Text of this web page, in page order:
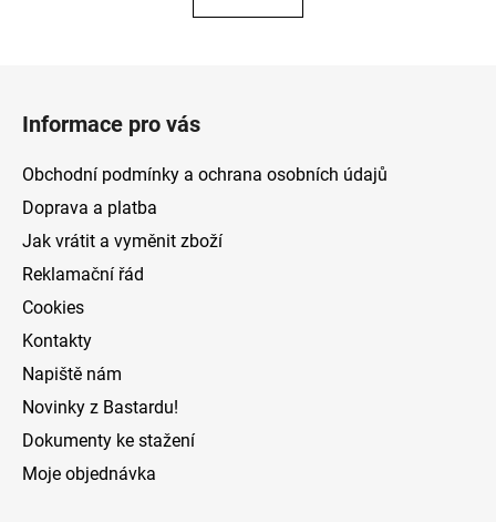
Informace pro vás
Obchodní podmínky a ochrana osobních údajů
Doprava a platba
Jak vrátit a vyměnit zboží
Reklamační řád
Cookies
Kontakty
Napiště nám
Novinky z Bastardu!
Dokumenty ke stažení
Moje objednávka